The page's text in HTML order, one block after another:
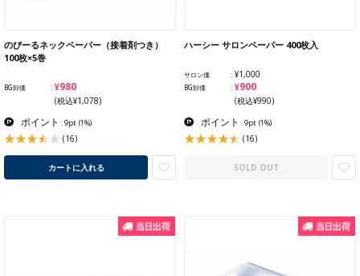
のびーるネックペーパー（接着剤つき）
100枚×5巻
BG卸価 ¥980
(税込¥1,078)
ポイント : 9pt (1%)
(16)
カートに入れる
ハーシー サロンペーパー 400枚入
サロン価 ¥1,000
BG卸価 ¥900
(税込¥990)
ポイント : 9pt (1%)
(16)
SOLD OUT